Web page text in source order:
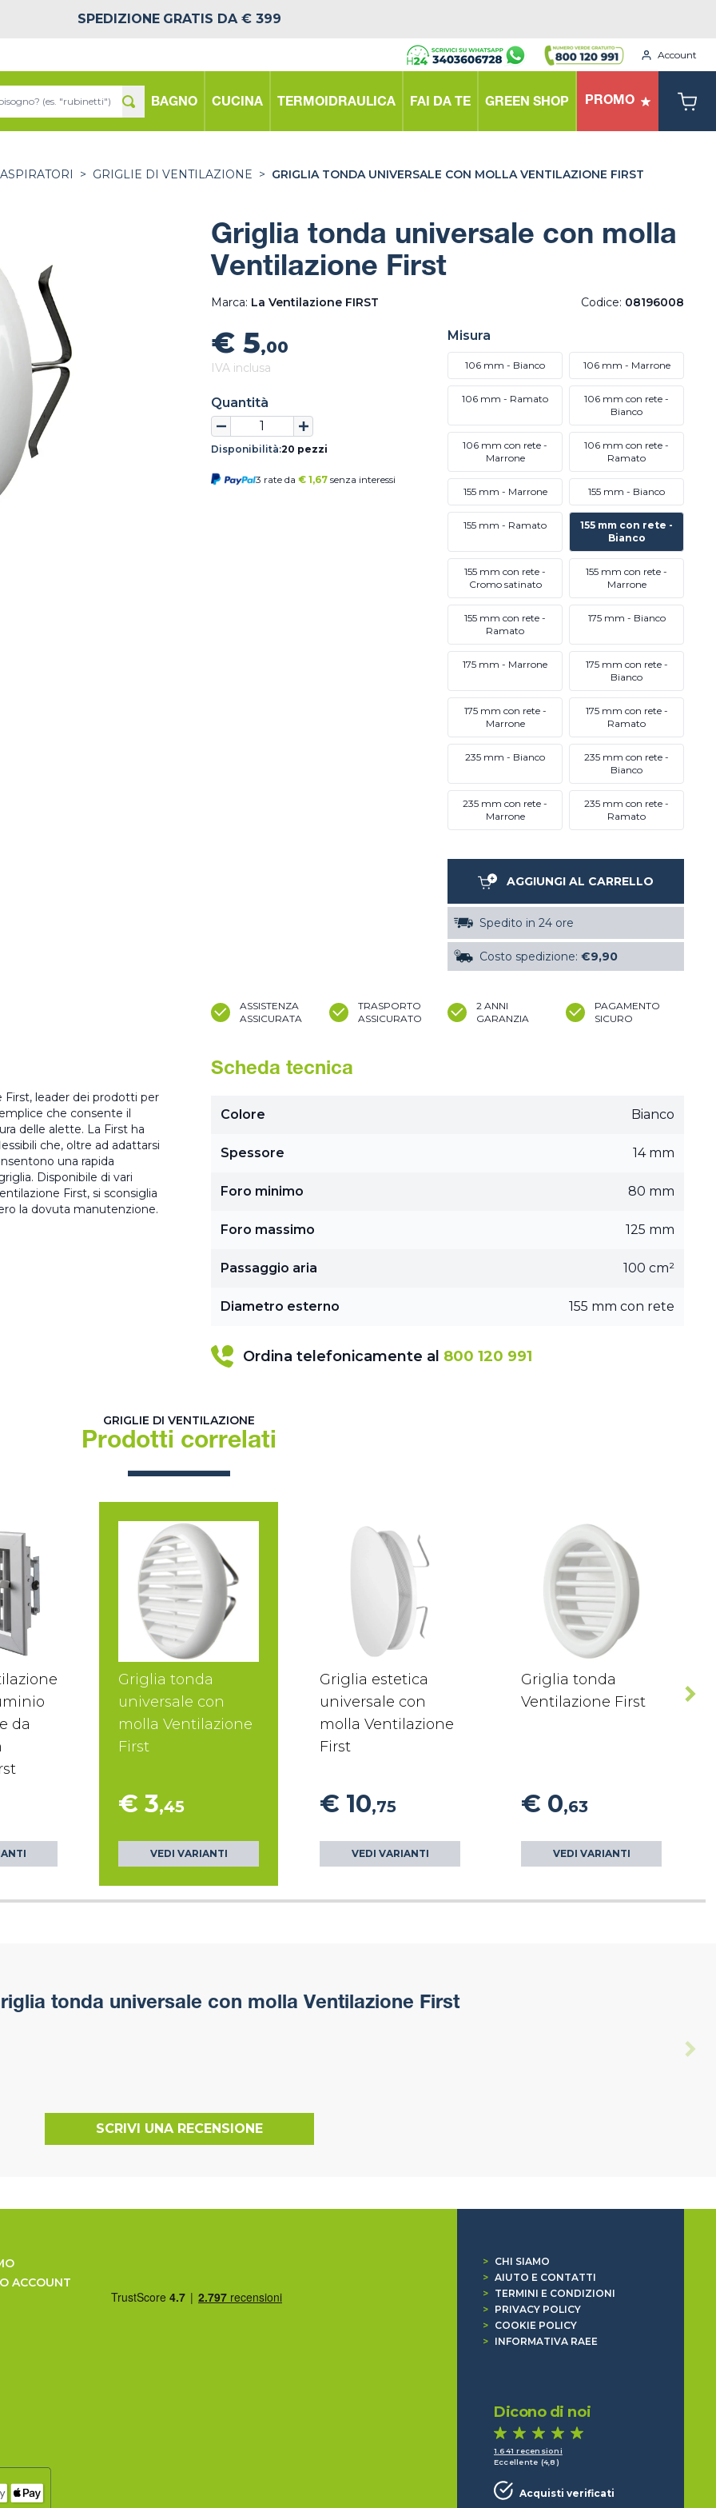
SPEDIZIONE GRATIS DA € 399
Account
BAGNO CUCINA TERMOIDRAULICA FAI DA TE GREEN SHOP PROMO
> GRIGLIE DI VENTILAZIONE > GRIGLIA TONDA UNIVERSALE CON MOLLA VENTILAZIONE FIRST
Griglia tonda universale con molla
Ventilazione First
Marca: La Ventilazione FIRST Codice: 08196008
€ 5,00
IVA inclusa
Quantità
Disponibilità:20 pezzi
3 rate da € 1,67 senza interessi
Misura
106 mm - Bianco 106 mm - Marrone
106 mm - Ramato
106 mm con rete -
Bianco
106 mm con rete -
Marrone
106 mm con rete -
Ramato
155 mm - Marrone 155 mm - Bianco
155 mm - Ramato
155 mm con rete -
Bianco
155 mm con rete -
Cromo satinato
155 mm con rete -
Marrone
155 mm con rete -
Ramato
175 mm - Bianco
175 mm - Marrone
175 mm con rete -
Bianco
175 mm con rete -
Marrone
175 mm con rete -
Ramato
235 mm - Bianco
235 mm con rete -
Bianco
235 mm con rete -
Marrone
235 mm con rete -
Ramato
AGGIUNGI AL CARRELLO
Spedito in 24 ore
Costo spedizione: €9,90
ASSISTENZA
ASSICURATA
TRASPORTO
ASSICURATO
2 ANNI
GARANZIA
PAGAMENTO
SICURO
First, leader dei prodotti per
che consente il
delle alette. La First ha
che, oltre ad adattarsi
una rapida
Disponibile di vari
First, si sconsiglia
la dovuta manutenzione.
Scheda tecnica
Colore Bianco
Spessore 14 mm
Foro minimo 80 mm
Foro massimo 125 mm
Passaggio aria 100 cm²
Diametro esterno 155 mm con rete
Ordina telefonicamente al 800 120 991
GRIGLIE DI VENTILAZIONE
Prodotti correlati
da
Griglia tonda
universale con
molla Ventilazione
First
€ 3,45
VEDI VARIANTI
Griglia estetica
universale con
molla Ventilazione
First
€ 10,75
VEDI VARIANTI
Griglia tonda
Ventilazione First
€ 0,63
VEDI VARIANTI
tonda universale con molla Ventilazione First
SCRIVI UNA RECENSIONE
ACCOUNT
>
CHI SIAMO
> AIUTO E CONTATTI
>
TERMINI E CONDIZIONI
>
PRIVACY POLICY
>
COOKIE POLICY
>
INFORMATIVA RAEE
Dicono di noi
1.641 recensioni
Eccellente (4,8)
Acquisti verificati